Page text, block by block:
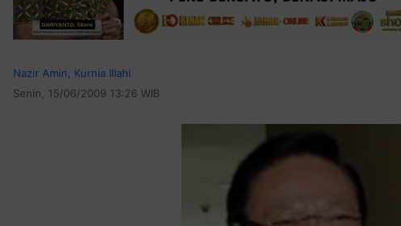
Nazir Amin, Kurnia Illahi
Senin, 15/06/2009 13:26 WIB